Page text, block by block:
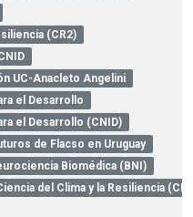
(CR2)
UC-Anacleto Angelini
el Desarrollo
el Desarrollo (CNID)
de Flacso en Uruguay
Biomédica (BNI)
del Clima y la Resiliencia